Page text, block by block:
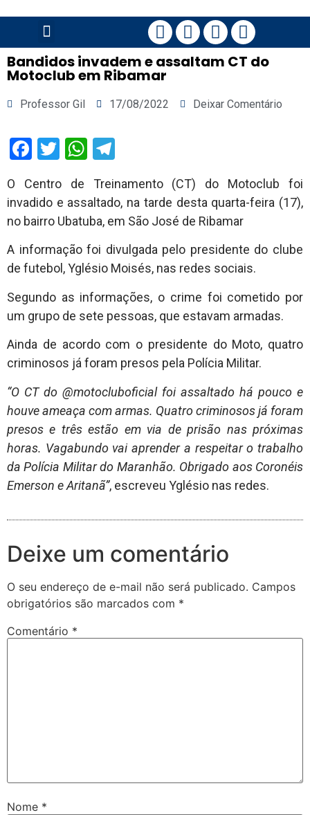
Bandidos invadem e assaltam CT do
Motoclub em Ribamar
Professor Gil 17/08/2022 Deixar Comentário
Facebook
TwitterWhatsApp
O Centro de Treinamento (CT) do Motoclub foi
invadido e assaltado, na tarde desta quarta-feira (17),
no bairro Ubatuba, em São José de Ribamar
A informação foi divulgada pelo presidente do clube
de futebol, Yglésio Moisés, nas redes sociais.
Segundo as informações, o crime foi cometido por
um grupo de sete pessoas, que estavam armadas.
Ainda de acordo com o presidente do Moto, quatro
criminosos já foram presos pela Polícia Militar.
“O CT do @motocluboficial foi assaltado há pouco e
houve ameaça com armas. Quatro criminosos já foram
presos e três estão em via de prisão nas próximas
horas. Vagabundo vai aprender a respeitar o trabalho
da Polícia Militar do Maranhão. Obrigado aos Coronéis
Emerson e Aritanã”, escreveu Yglésio nas redes.
Deixe um comentário
O seu endereço de e-mail não será publicado. Campos
obrigatórios são marcados com *
Comentário *
Nome *